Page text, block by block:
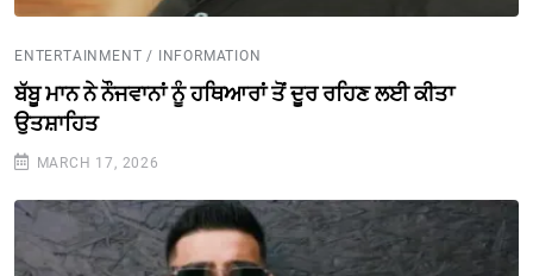
ENTERTAINMENT / INFORMATION
ਬੱਬੂ ਮਾਨ ਨੇ ਨੌਜਵਾਨਾਂ ਨੂੰ ਹਥਿਆਰਾਂ ਤੋਂ ਦੂਰ ਰਹਿਣ ਲਈ ਕੀਤਾ
ਉਤਸ਼ਾਹਿਤ
MARCH 17, 2026